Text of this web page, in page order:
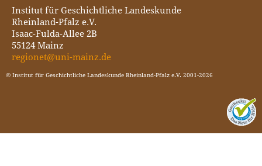
Institut für Geschichtliche Landeskunde
Rheinland-Pfalz e.V.
Isaac-Fulda-Allee 2B
55124 Mainz
regionet@uni-mainz.de
© Institut für Geschichtliche Landeskunde Rheinland-Pfalz e.V. 2001-2026